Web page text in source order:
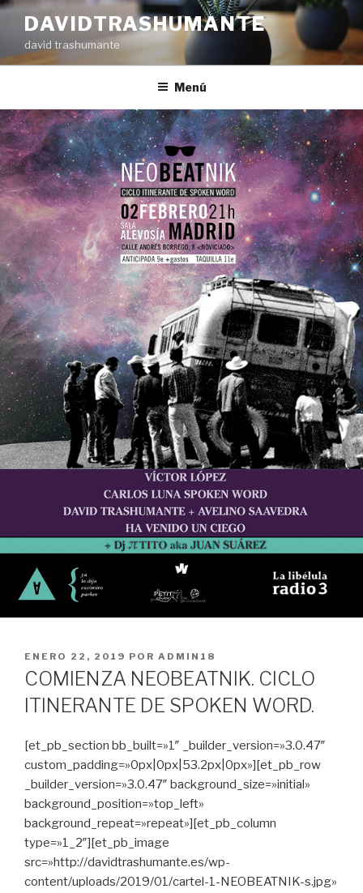
Ir
contenido
DAVIDTRASHUMANTE
david trashumante
Menú
PUBLICADO
EN
ENERO 22, 2019 POR ADMIN18
COMIENZA NEOBEATNIK. CICLO
ITINERANTE DE SPOKEN WORD.
[et_pb_section bb_built=»1″ _builder_version=»3.0.47″
custom_padding=»0px|0px|53.2px|0px»][et_pb_row
_builder_version=»3.0.47″ background_size=»initial»
background_position=»top_left»
background_repeat=»repeat»][et_pb_column
type=»1_2″][et_pb_image
src=»http://davidtrashumante.es/wp-
content/uploads/2019/01/cartel-1-NEOBEATNIK-s.jpg»